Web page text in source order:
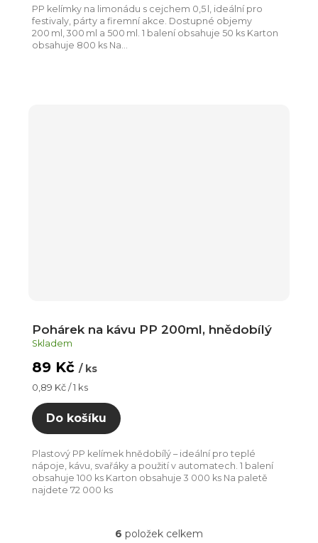
PP kelímky na limonádu s cejchem 0,5 l, ideální pro
festivaly, párty a firemní akce. Dostupné objemy
200 ml, 300 ml a 500 ml. 1 balení obsahuje 50 ks Karton
obsahuje 800 ks Na...
Pohárek na kávu PP 200ml, hnědobílý
Skladem
89 Kč / ks
Měrná
0,89 Kč / 1 ks
Do košíku
Plastový PP kelímek hnědobílý – ideální pro teplé
nápoje, kávu, svařáky a použití v automatech. 1 balení
obsahuje 100 ks Karton obsahuje 3 000 ks Na paletě
najdete 72 000 ks
O
6 položek celkem